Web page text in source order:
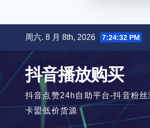
周六. 8 月 8th, 2026 7:24:33 PM
抖音播放购买
抖音点赞24h自助平台-抖音粉丝
卡盟低价货源